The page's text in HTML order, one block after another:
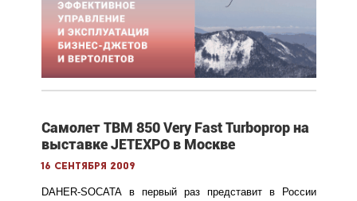
Самолет TBM 850 Very Fast Turboprop на
выставке JETEXPO в Москве
16 сентября 2009
DAHER-SOCATAв первый раз представит в России